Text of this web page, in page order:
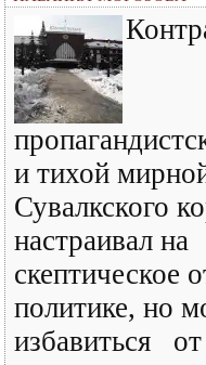
и тихой
Сувалкского
настраивал на
скептическое
политике, но
избавиться от